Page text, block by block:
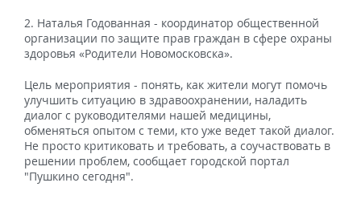
2. Наталья Годованная - координатор общественной
организации по защите прав граждан в сфере охраны
здоровья «Родители Новомосковска».
Цель мероприятия - понять, как жители могут помочь
улучшить ситуацию в здравоохранении, наладить
диалог с руководителями нашей медицины,
обменяться опытом с теми, кто уже ведет такой диалог.
Не просто критиковать и требовать, а соучаствовать в
решении проблем, сообщает городской портал
"Пушкино сегодня".